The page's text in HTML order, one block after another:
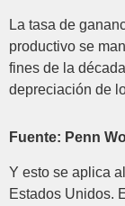
La tasa de
productivo se
fines de la
depreciación de
Fuente: Penn
Y esto se aplica
Estados Unidos.